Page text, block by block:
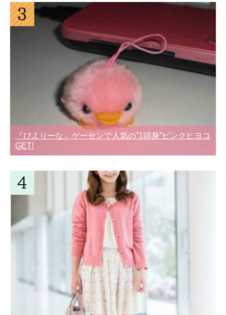
『ぴよりーな』ゲーセンで人気の”1頭身”ピンクヒヨコ
GET!